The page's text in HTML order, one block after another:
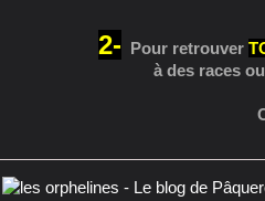
2- Pour retrouver
à des races